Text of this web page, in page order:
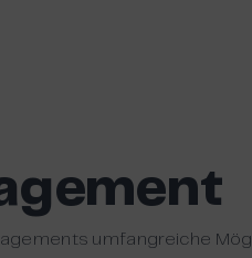
umfangreiche